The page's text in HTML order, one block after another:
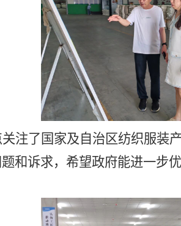
注了国家及自治区纺织服装
和诉求，希望政府能进一步